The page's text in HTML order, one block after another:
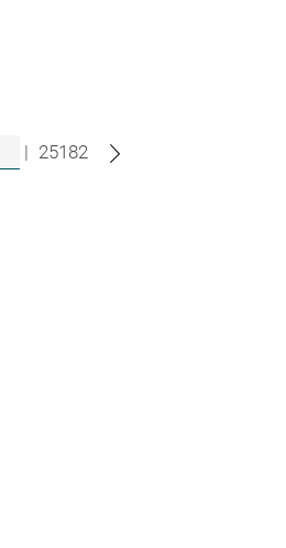
| 25182